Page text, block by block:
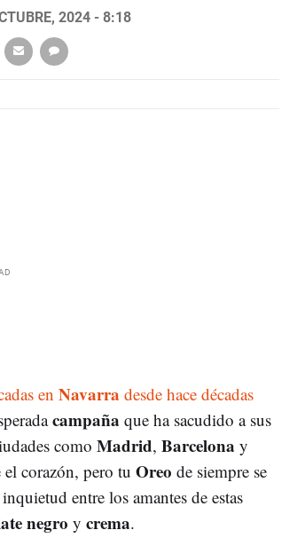
2024 - 8:18
en Navarra desde hace décadas
campaña que ha sacudido a sus
como Madrid, Barcelona y
corazón, pero tu Oreo de siempre se
entre los amantes de estas
negro y crema.